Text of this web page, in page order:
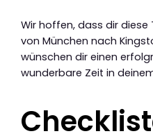
Wir hoffen, dass dir diese
von München nach
wünschen dir einen
wunderbare Zeit in